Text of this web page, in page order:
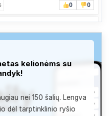
0 0
05 0 0
apie šį numerį buvo rašoma
konsultavausi ne karta
kelionėms su
nei 150 šalių. Lengva
dėl tarptinklinio ryšio